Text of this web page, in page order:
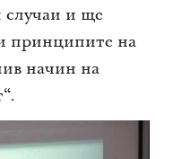
и ще
принципите на
начин на